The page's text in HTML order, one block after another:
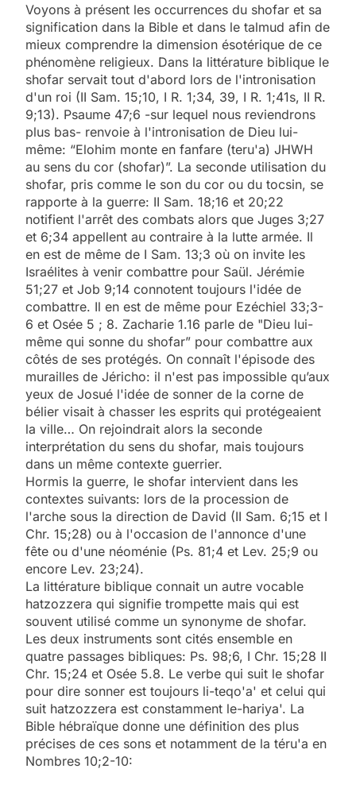
Voyons à présent les occurrences du shofar et sa
signification dans la Bible et dans le talmud afin de
mieux comprendre la dimension ésotérique de ce
phénomène religieux. Dans la littérature biblique le
shofar servait tout d'abord lors de l'intronisation
d'un roi (II Sam. 15;10, I R. 1;34, 39, I R. 1;41s, II R.
9;13). Psaume 47;6 -sur lequel nous reviendrons
plus bas- renvoie à l'intronisation de Dieu lui-
même: “Elohim monte en fanfare (teru'a) JHWH
au sens du cor (shofar)”. La seconde utilisation du
shofar, pris comme le son du cor ou du tocsin, se
rapporte à la guerre: II Sam. 18;16 et 20;22
notifient l'arrêt des combats alors que Juges 3;27
et 6;34 appellent au contraire à la lutte armée. Il
en est de même de I Sam. 13;3 où on invite les
Israélites à venir combattre pour Saül. Jérémie
51;27 et Job 9;14 connotent toujours l'idée de
combattre. Il en est de même pour Ezéchiel 33;3-
6 et Osée 5 ; 8. Zacharie 1.16 parle de "Dieu lui-
même qui sonne du shofar” pour combattre aux
côtés de ses protégés. On connaît l'épisode des
murailles de Jéricho: il n'est pas impossible qu’aux
yeux de Josué l'idée de sonner de la corne de
bélier visait à chasser les esprits qui protégeaient
la ville… On rejoindrait alors la seconde
interprétation du sens du shofar, mais toujours
dans un même contexte guerrier.
Hormis la guerre, le shofar intervient dans les
contextes suivants: lors de la procession de
l'arche sous la direction de David (II Sam. 6;15 et I
Chr. 15;28) ou à l'occasion de l'annonce d'une
fête ou d'une néoménie (Ps. 81;4 et Lev. 25;9 ou
encore Lev. 23;24).
La littérature biblique connait un autre vocable
hatzozzera qui signifie trompette mais qui est
souvent utilisé comme un synonyme de shofar.
Les deux instruments sont cités ensemble en
quatre passages bibliques: Ps. 98;6, I Chr. 15;28 II
Chr. 15;24 et Osée 5.8. Le verbe qui suit le shofar
pour dire sonner est toujours li-teqo'a' et celui qui
suit hatzozzera est constamment le-hariya'. La
Bible hébraïque donne une définition des plus
précises de ces sons et notamment de la téru'a en
Nombres 10;2-10: